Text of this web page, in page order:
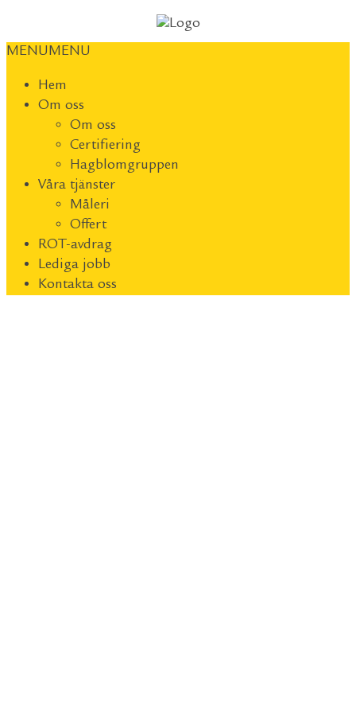
MENUMENU
Hem
Om oss
Om oss
Certifiering
Hagblomgruppen
Våra tjänster
Måleri
Offert
ROT-avdrag
Lediga jobb
Kontakta oss